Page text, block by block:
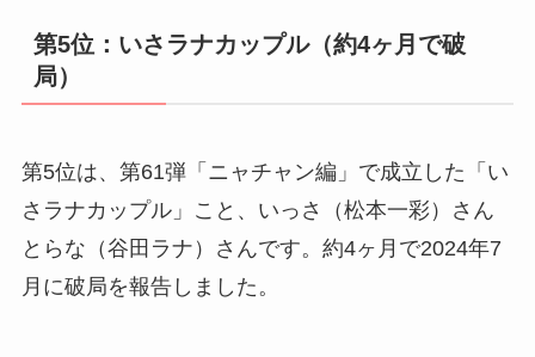
第5位：いさラナカップル（約4ヶ月で破
局）
第5位は、第61弾「ニャチャン編」で成立した「い
さラナカップル」こと、いっさ（松本一彩）さん
とらな（谷田ラナ）さんです。約4ヶ月で2024年7
月に破局を報告しました。